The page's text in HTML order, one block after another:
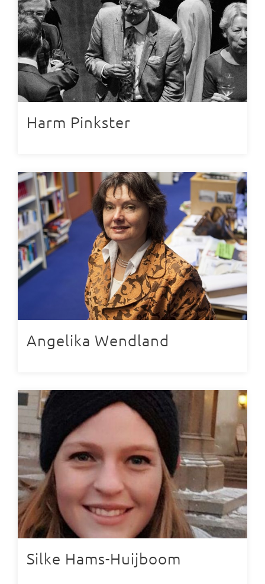
Harm Pinkster
Angelika Wendland
Silke Hams-Huijboom